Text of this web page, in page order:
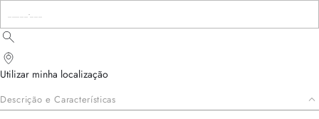
Utilizar minha localização
Descrição e Características